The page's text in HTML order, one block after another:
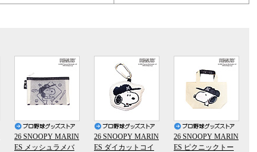
26 SNOOPY MARIN
ES メッシュラメバ
26 SNOOPY MARIN
ES ダイカットコイ
26 SNOOPY MARIN
ES ピクニックトー